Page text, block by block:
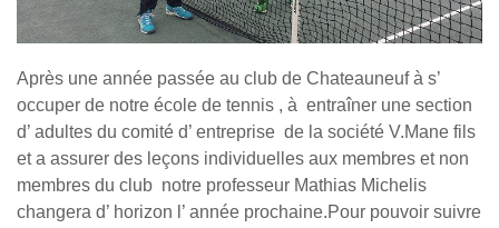
Après une année passée au club de Chateauneuf à s’
occuper de notre école de tennis , à entraîner une section
d’ adultes du comité d’ entreprise de la société V.Mane fils
et a assurer des leçons individuelles aux membres et non
membres du club notre professeur Mathias Michelis
changera d’ horizon l’ année prochaine.Pour pouvoir suivre